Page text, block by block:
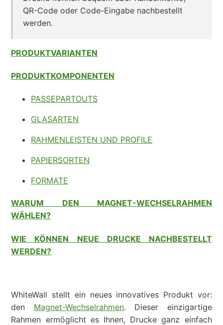
QR-Code oder Code-Eingabe nachbestellt
werden.
PRODUKTVARIANTEN
PRODUKTKOMPONENTEN
PASSEPARTOUTS
GLASARTEN
RAHMENLEISTEN UND PROFILE
PAPIERSORTEN
FORMATE
WARUM DEN MAGNET-WECHSELRAHMEN
WÄHLEN?
WIE KÖNNEN NEUE DRUCKE NACHBESTELLT
WERDEN?
WhiteWall stellt ein neues innovatives Produkt vor:
den Magnet-Wechselrahmen. Dieser einzigartige
Rahmen ermöglicht es Ihnen, Drucke ganz einfach